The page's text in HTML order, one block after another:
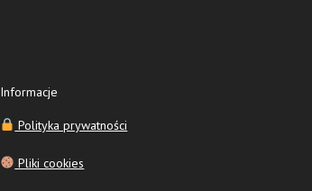
Informacje
Polityka prywatności
Pliki cookies